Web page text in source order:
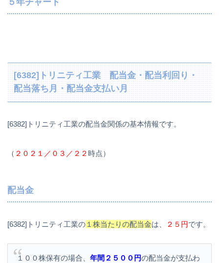
５年チャート
[6382]トリニティ工業 配当金・配当利回り・
配当落ち月・配当金支払い月
[6382]トリニティ工業の配当金関係の基本情報です。
（ ２０２１／０３／２２時点）
配当金
[6382]トリニティ工業の １株当たりの配当金は、 ２５円です。
１００株保有の場合、 年間２５００円の配当金が支払わ